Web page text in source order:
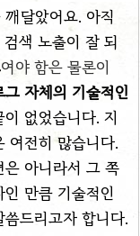
달았어요. 아직
색 노출이 잘 되
여야 함은 물론이
그 자체의 기술적인
없었습니다. 지
여전히 많습니다.
은 아니라서 그 쪽
만큼 기술적인
드리고자 합니다.